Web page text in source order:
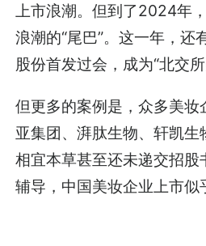
上市浪潮。但到了2024年
浪潮的“尾巴”。这一年，还
股份首发过会，成为“北交所
但更多的案例是，众多美
亚集团、湃肽生物、轩凯生
相宜本草甚至还未递交招
辅导，中国美妆企业上市似